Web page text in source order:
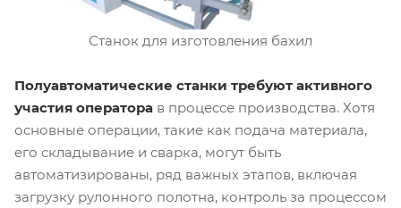
Станок для изготовления бахил
Полуавтоматические станки требуют активного
участия оператора в процессе производства. Хотя
основные операции, такие как подача материала,
его складывание и сварка, могут быть
автоматизированы, ряд важных этапов, включая
загрузку рулонного полотна, контроль за процессом